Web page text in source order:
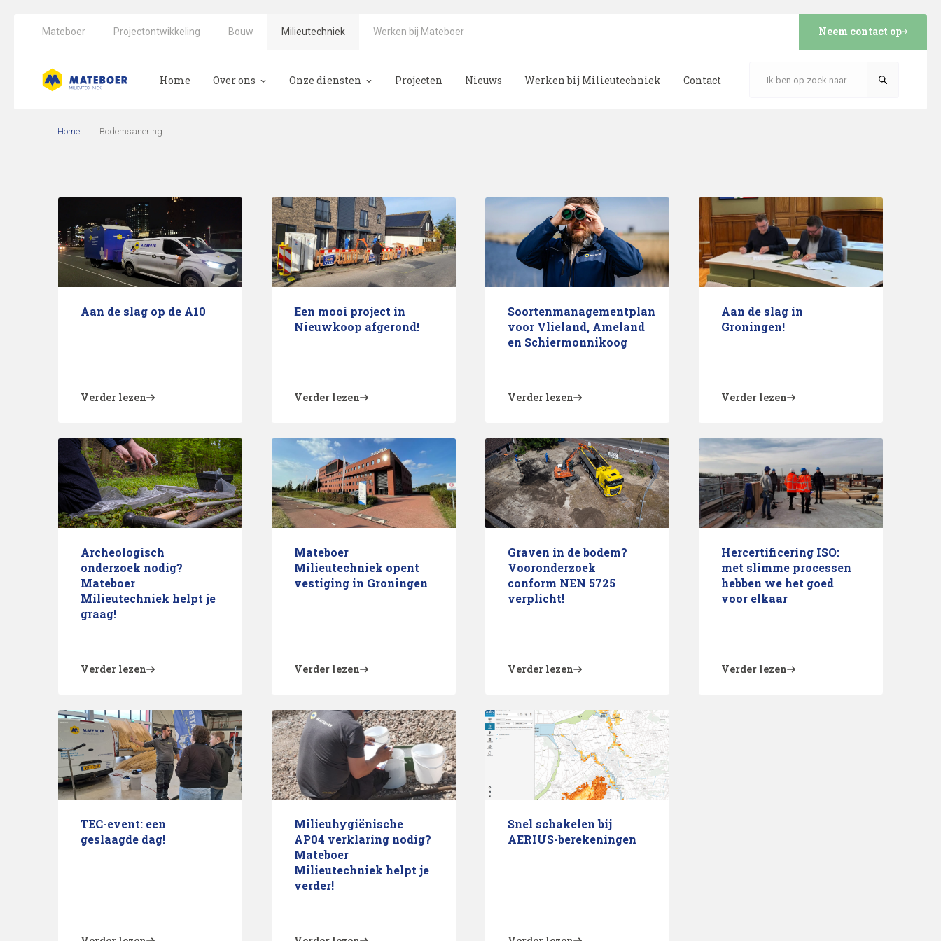
Mateboer Projectontwikkeling Bouw Milieutechniek Werken bij Mateboer Neem contact op
Home Over ons Onze diensten
Ecologie
Projecten Nieuws Werken bij Milieutechniek Contact
Home Bodemsanering
Aan de slag op de A10
Verder lezen
Een mooi project in
Nieuwkoop afgerond!
Verder lezen
Soortenmanagementplan
voor Vlieland, Ameland
en Schiermonnikoog
Verder lezen
Aan de slag in
Groningen!
Verder lezen
Archeologisch
onderzoek nodig?
Mateboer
Milieutechniek helpt je
graag!
Verder lezen
Mateboer
Milieutechniek opent
vestiging in Groningen
Verder lezen
Graven in de bodem?
Vooronderzoek
conform NEN 5725
verplicht!
Verder lezen
Hercertificering ISO:
met slimme processen
hebben we het goed
voor elkaar
Verder lezen
TEC-event: een
geslaagde dag!
Milieuhygiënische
AP04 verklaring nodig?
Mateboer
Milieutechniek helpt je
verder!
Snel schakelen bij
AERIUS-berekeningen